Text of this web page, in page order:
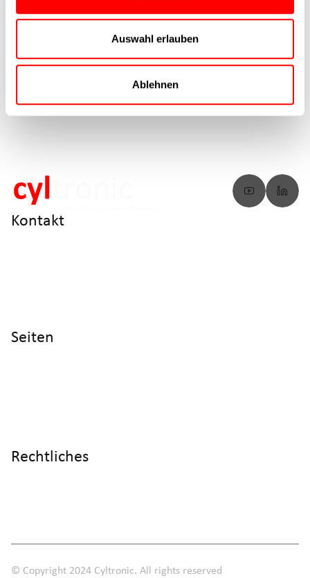
Auswahl erlauben
Ablehnen
Zu den FAQs
Kontakt
Seiten
Rechtliches
© Copyright 2024 Cyltronic. All rights reserved